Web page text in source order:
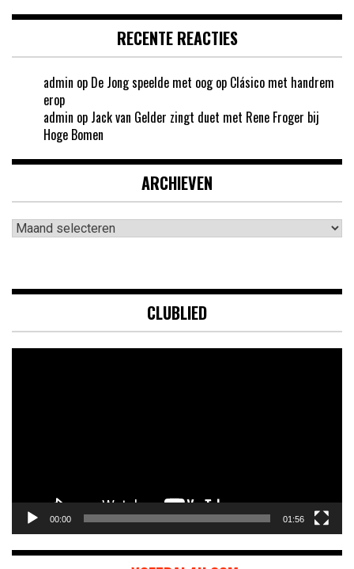
RECENTE REACTIES
admin op De Jong speelde met oog op Clásico met handrem
erop
admin op Jack van Gelder zingt duet met Rene Froger bij
Hoge Bomen
ARCHIEVEN
Archieven
CLUBLIED
00:00 01:56